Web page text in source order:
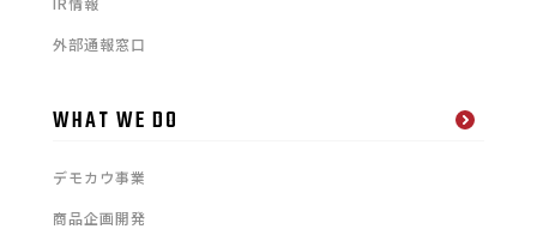
外部通報窓口
WHAT WE DO
デモカウ事業
商品企画開発